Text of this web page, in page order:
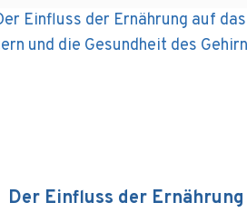
Der Einfluss der Ernährung